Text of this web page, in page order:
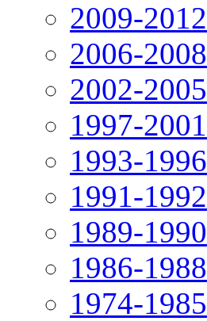
2009-2012
2006-2008
2002-2005
1997-2001
1993-1996
1991-1992
1989-1990
1986-1988
1974-1985